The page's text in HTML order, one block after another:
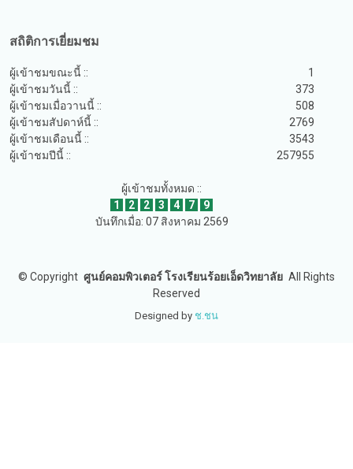
สถิติการเยี่ยมชม
ผู้เข้าชมขณะนี้ ::
1
ผู้เข้าชมวันนี้ ::
373
ผู้เข้าชมเมื่อวานนี้ ::
508
ผู้เข้าชมสัปดาห์นี้ ::
2769
ผู้เข้าชมเดือนนี้ ::
3543
ผู้เข้าชมปีนี้ ::
257955
ผู้เข้าชมทั้งหมด ::
1
2 2 3 4 7
9
บันทึกเมื่อ: 07 สิงหาคม 2569
© Copyright ศูนย์คอมพิวเตอร์ โรงเรียนร้อยเอ็ดวิทยาลัย All Rights
Reserved
Designed by ช.ชน